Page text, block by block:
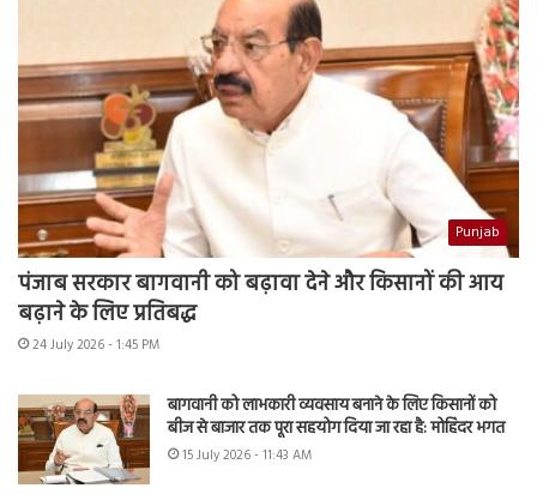
Punjab
पंजाब सरकार बागवानी को बढ़ावा देने और किसानों की आय
बढ़ाने के लिए प्रतिबद्ध
24 July 2026 - 1:45 PM
बागवानी को लाभकारी व्यवसाय बनाने के लिए किसानों को
बीज से बाजार तक पूरा सहयोग दिया जा रहा है: मोहिंदर भगत
15 July 2026 - 11:43 AM